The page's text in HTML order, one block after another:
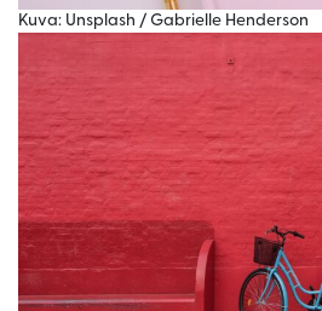
Kuva: Unsplash / Gabrielle Henderson